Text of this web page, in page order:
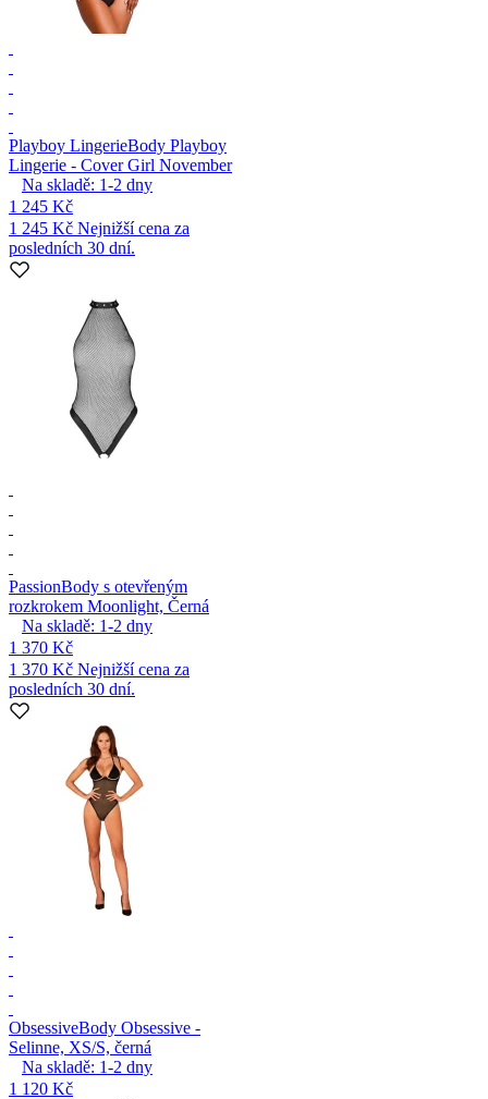
Playboy LingerieBody Playboy
Lingerie - Cover Girl November
Na skladě: 1-2 dny
1 245 Kč
1 245 Kč Nejnižší cena za
posledních 30 dní.
PassionBody s otevřeným
rozkrokem Moonlight, Černá
Na skladě: 1-2 dny
1 370 Kč
1 370 Kč Nejnižší cena za
posledních 30 dní.
ObsessiveBody Obsessive -
Selinne, XS/S, černá
Na skladě: 1-2 dny
1 120 Kč